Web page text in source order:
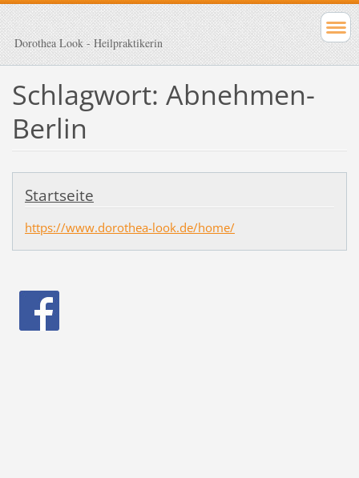
Dorothea Look - Heilpraktikerin
Schlagwort: Abnehmen-
Berlin
Startseite
https://www.dorothea-look.de/home/